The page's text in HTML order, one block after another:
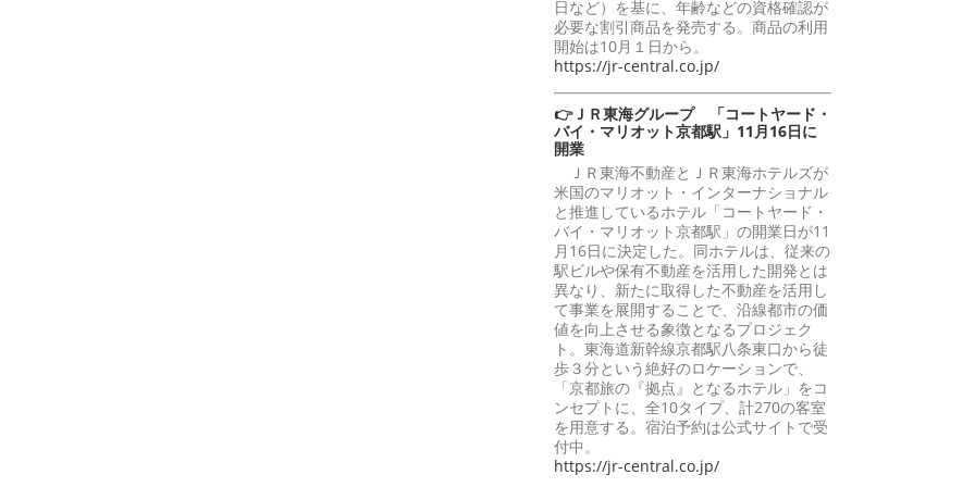
日など）を基に、年齢などの資格確認が
必要な割引商品を発売する。商品の利用
開始は10月１日から。
https://jr-central.co.jp/
👉ＪＲ東海グループ 「コートヤード・
バイ・マリオット京都駅」11月16日に
開業
ＪＲ東海不動産とＪＲ東海ホテルズが
米国のマリオット・インターナショナル
と推進しているホテル「コートヤード・
バイ・マリオット京都駅」の開業日が11
月16日に決定した。同ホテルは、従来の
駅ビルや保有不動産を活用した開発とは
異なり、新たに取得した不動産を活用し
て事業を展開することで、沿線都市の価
値を向上させる象徴となるプロジェク
ト。東海道新幹線京都駅八条東口から徒
歩３分という絶好のロケーションで、
「京都旅の『拠点』となるホテル」をコ
ンセプトに、全10タイプ、計270の客室
を用意する。宿泊予約は公式サイトで受
付中。
https://jr-central.co.jp/